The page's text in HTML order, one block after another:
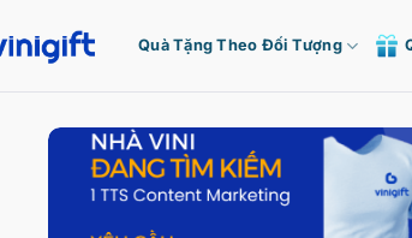
Quà Tặng Theo Đối Tượng